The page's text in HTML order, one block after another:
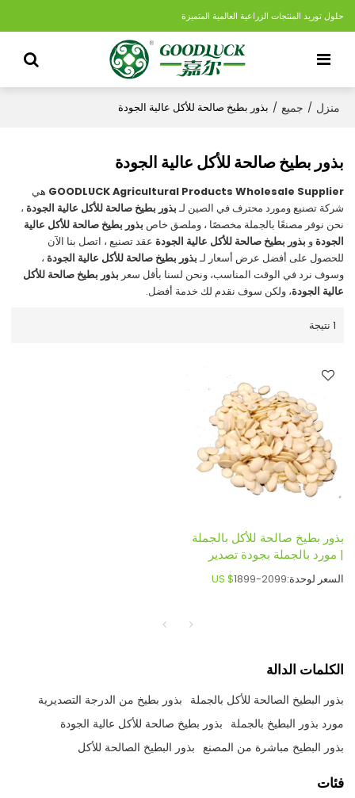
حلول توريد المنتجات الزراعية العالمية المتميزة
منزل / جميع / بذور بطيخ صالحة للأكل عالية الجودة
بذور بطيخ صالحة للأكل عالية الجودة
GOODLUCK Agricultural Products Wholesale Supplier هي
شركة تصنيع ومورد محترف في الصين لـبذور بطيخ صالحة للأكل عالية الجودة ،
نحن نوفر مصنعًا بالجملة مخصصًا ، وملصق خاص بذور بطيخ صالحة للأكل عالية
الجودة و بذور بطيخ صالحة للأكل عالية الجودة عقد تصنيع ، اتصل بنا الآن
للحصول على أفضل عرض أسعار لـبذور بطيخ صالحة للأكل عالية الجودة ،
وسوف نرد في الوقت المناسب، ونحن لسنا بأقل سعر بذور بطيخ صالحة للأكل
عالية الجودة، ولكن سوف نقدم لك خدمة أفضل.
1 نتيجة
بذور بطيخ صالحة للأكل بالجملة
| مورد بالجملة بجودة تصدير
السعر لوحدة: US $1899-2099
الكلمات الدالة
بذور البطيخ الصالحة للأكل بالجملة بذور بطيخ من الدرجة التصديرية
مورد بذور البطيخ بالجملة بذور بطيخ صالحة للأكل عالية الجودة
بذور البطيخ مباشرة من المصنع بذور البطيخ الصالحة للأكل
فئات